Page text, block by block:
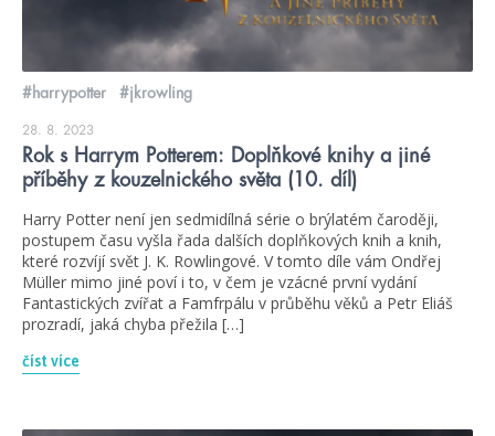
#harrypotter #jkrowling
28. 8. 2023
Rok s Harrym Potterem: Doplňkové knihy a jiné
příběhy z kouzelnického světa (10. díl)
Harry Potter není jen sedmidílná série o brýlatém čaroději,
postupem času vyšla řada dalších doplňkových knih a knih,
které rozvíjí svět J. K. Rowlingové. V tomto díle vám Ondřej
Müller mimo jiné poví i to, v čem je vzácné první vydání
Fantastických zvířat a Famfrpálu v průběhu věků a Petr Eliáš
prozradí, jaká chyba přežila […]
číst více